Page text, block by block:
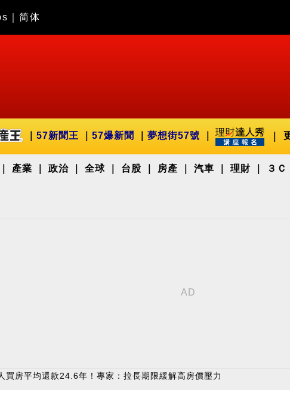
简体
57新聞王 57爆新聞 夢想街57號
產業 政治 全球 台股 房產 汽車 理財 ３Ｃ
買房平均還款24.6年！專家：拉長期限緩解高房價壓力